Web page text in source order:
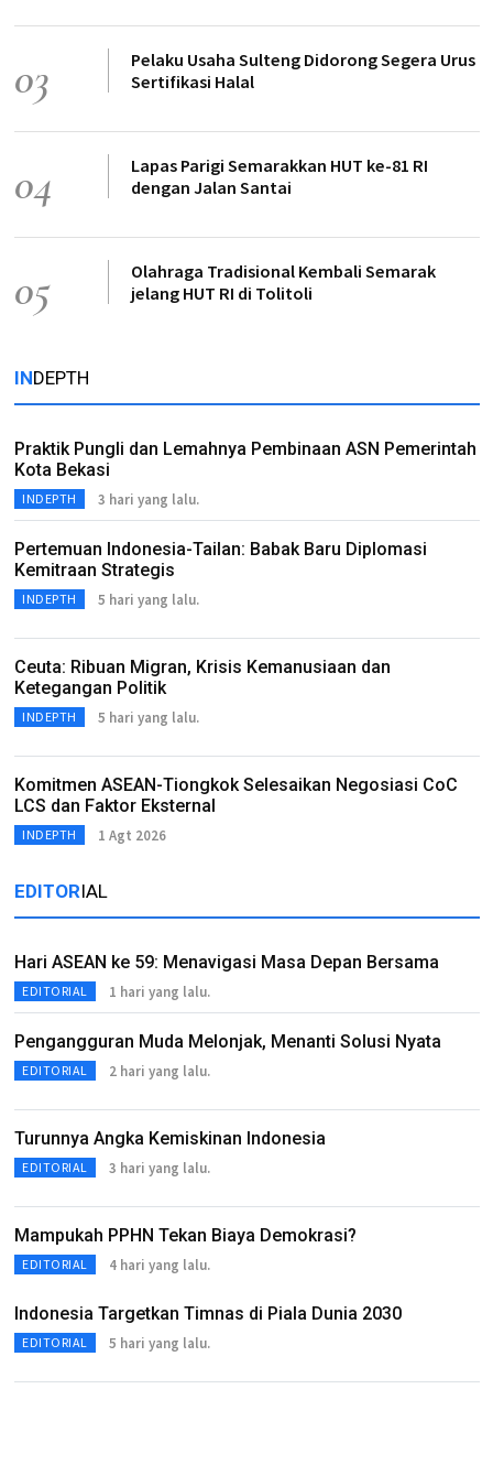
03
Pelaku Usaha Sulteng Didorong Segera Urus
Sertifikasi Halal
04
Lapas Parigi Semarakkan HUT ke-81 RI
dengan Jalan Santai
05
Olahraga Tradisional Kembali Semarak
jelang HUT RI di Tolitoli
INDEPTH
Praktik Pungli dan Lemahnya Pembinaan ASN Pemerintah
Kota Bekasi
INDEPTH 3 hari yang lalu.
Pertemuan Indonesia-Tailan: Babak Baru Diplomasi
Kemitraan Strategis
INDEPTH 5 hari yang lalu.
Ceuta: Ribuan Migran, Krisis Kemanusiaan dan
Ketegangan Politik
INDEPTH 5 hari yang lalu.
Komitmen ASEAN-Tiongkok Selesaikan Negosiasi CoC
LCS dan Faktor Eksternal
INDEPTH 1 Agt 2026
EDITORIAL
Hari ASEAN ke 59: Menavigasi Masa Depan Bersama
EDITORIAL 1 hari yang lalu.
Pengangguran Muda Melonjak, Menanti Solusi Nyata
EDITORIAL 2 hari yang lalu.
Turunnya Angka Kemiskinan Indonesia
EDITORIAL 3 hari yang lalu.
Mampukah PPHN Tekan Biaya Demokrasi?
EDITORIAL 4 hari yang lalu.
Indonesia Targetkan Timnas di Piala Dunia 2030
EDITORIAL 5 hari yang lalu.